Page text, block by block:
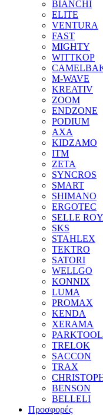
BIANCHI
ELITE
VENTURA
FAST
MIGHTY
WITTKOP
M-WAVE
KREATIV
ZOOM
ENDZONE
PODIUM
AXA
KIDZAMO
ITM
ZETA
SYNCROS
SMART
SHIMANO
ERGOTEC
SELLE
SKS
STAHLEX
TEKTRO
SATORI
WELLGO
KONNIX
LUMA
PROMAX
KENDA
XERAMA
PARKTOOL
TRELOK
SACCON
TRAX
BENSON
BELLELI
Προσφορές